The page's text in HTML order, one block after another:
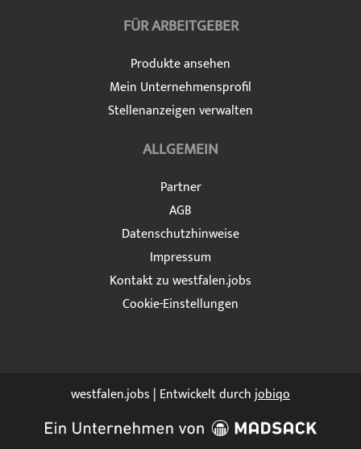
FÜR ARBEITGEBER
Produkte ansehen
Mein Unternehmensprofil
Stellenanzeigen verwalten
ALLGEMEIN
Partner
AGB
Datenschutzhinweise
Impressum
Kontakt zu westfalen.jobs
Cookie-Einstellungen
westfalen.jobs | Entwickelt durchjobiqo